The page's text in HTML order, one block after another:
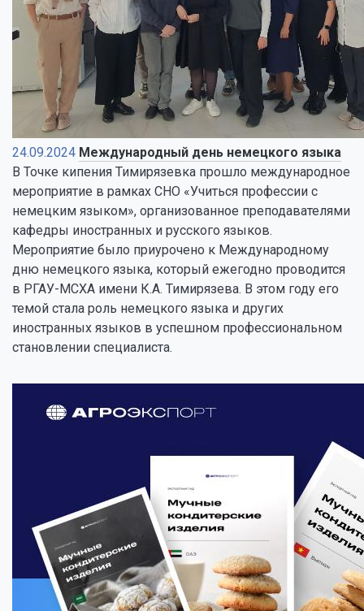
24.09.2024 Международный день немецкого языка
В Точке кипения Тимирязевка прошло международное
мероприятие в рамках СНО «Учиться профессии с
немецким языком», организованное преподавателями
кафедры иностранных и русского языков.
Мероприятие было приурочено к Международному
дню немецкого языка, который ежегодно проводится
в РГАУ-МСХА имени К.А. Тимирязева. В этом году его
темой стала роль немецкого языка и других
иностранных языков в успешном профессиональном
становлении специалиста.